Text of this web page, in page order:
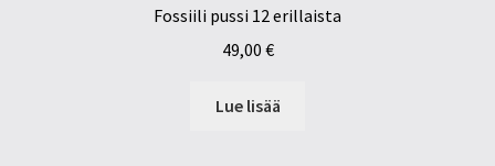
Fossiili pussi 12 erillaista
49,00 €
Lue lisää